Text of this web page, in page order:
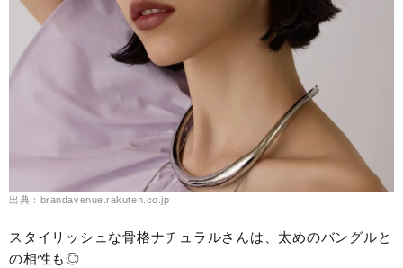
出典：brandavenue.rakuten.co.jp
スタイリッシュな骨格ナチュラルさんは、太めのバングルと
の相性も◎